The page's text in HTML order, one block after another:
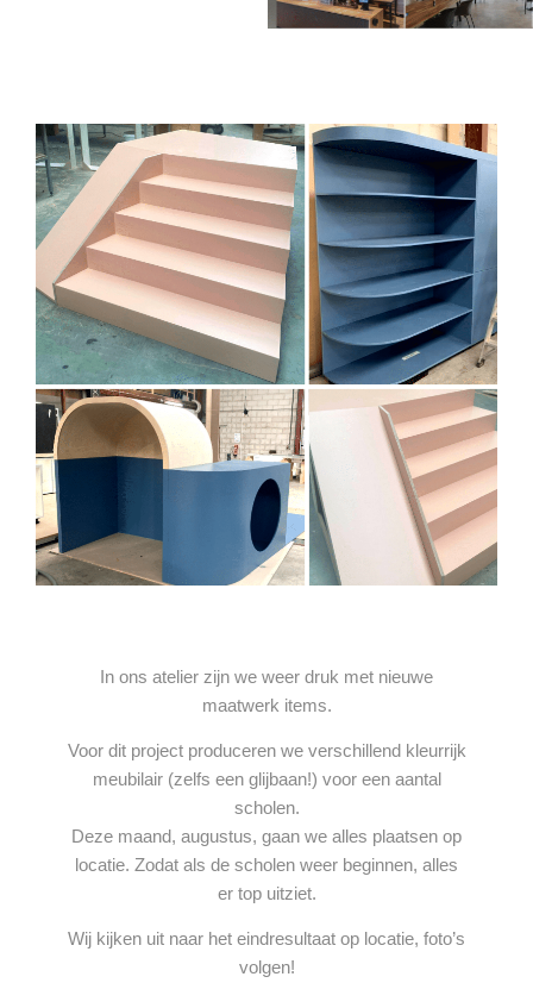
In ons atelier zijn we weer druk met nieuwe
maatwerk items.
Voor dit project produceren we verschillend kleurrijk
meubilair (zelfs een glijbaan!) voor een aantal
scholen.
Deze maand, augustus, gaan we alles plaatsen op
locatie. Zodat als de scholen weer beginnen, alles
er top uitziet.
Wij kijken uit naar het eindresultaat op locatie, foto’s
volgen!